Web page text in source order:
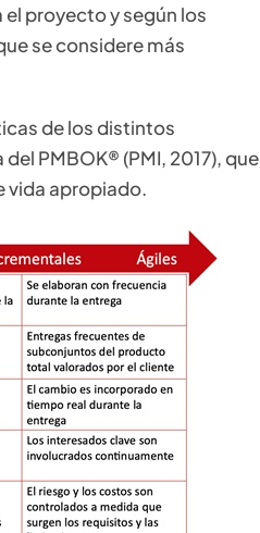
proyecto y según los
se considere más
de los distintos
PMBOK® (PMI, 2017), que
vida apropiado.